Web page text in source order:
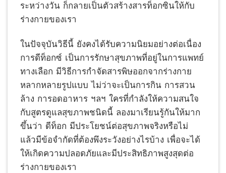
ระหว่างวัน ก็กลายเป็นตัวสร้างสารท็อกซินให้กับ
ร่างกายของเรา
ในปัจจุบันวิธีนี้ ยังคงได้รับความนิยมอย่างต่อเนื่อง
การดีท็อกซ์ เป็นการรักษาสุขภาพที่อยู่ในการแพทย์
ทางเลือก มีวิธีการกำจัดสารพิษออกจากร่างกาย
หลากหลายรูปแบบ ไม่ว่าจะเป็นการกิน การสวน
ล้าง การอดอาหาร ฯลฯ ใครที่กำลังให้ความสนใจ
กับสูตรดูแลสุขภาพชนิดนี้ ลองมาเรียนรู้กันให้มาก
ขึ้นว่า ดีท็อก มีประโยชน์ต่อสุขภาพจริงหรือไม่
แล้วมีข้อจำกัดที่ต้องพึงระวังอย่างไรบ้าง เพื่อจะได้
ให้เกิดความปลอดภัยและมีประสิทธิภาพสูงสุดต่อ
ร่างกายของเรา